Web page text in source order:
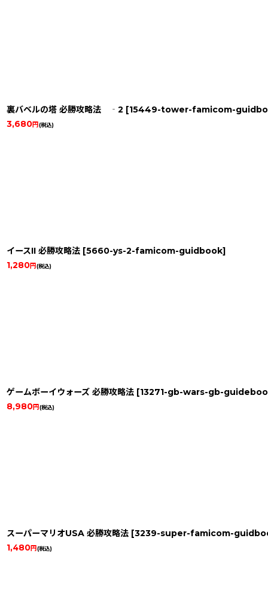
裏バベルの塔 必勝攻略法 ‐2 [15449-tower-famicom-
3,680円(税込)
イースII 必勝攻略法 [5660-ys-2-famicom-guidbook]
1,280円(税込)
ゲームボーイウォーズ 必勝攻略法 [13271-gb-wars-gb-
8,980円(税込)
スーパーマリオUSA 必勝攻略法 [3239-super-famicom-
1,480円(税込)